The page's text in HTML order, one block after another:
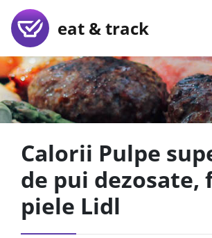
eat & track
Calorii Pulpe
de pui dezosate,
piele Lidl